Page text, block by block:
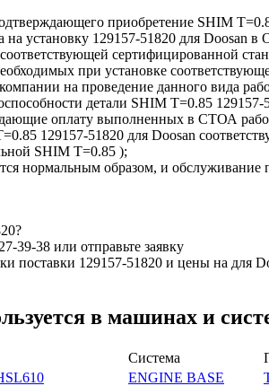
приобретение SHIM
на установку 129157-51820 для
сертифицированной
при установке
на проведение данного вида
детали SHIM T=0.85 129157-
оплату выполненных в СТОА
129157-51820 для Doosan
SHIM T=0.85 );
нормальным образом, и обслуживание
39-38 или отправьте заявку
поставки 129157-51820 и цены на для
в машинах и
Система
ENGINE BASE